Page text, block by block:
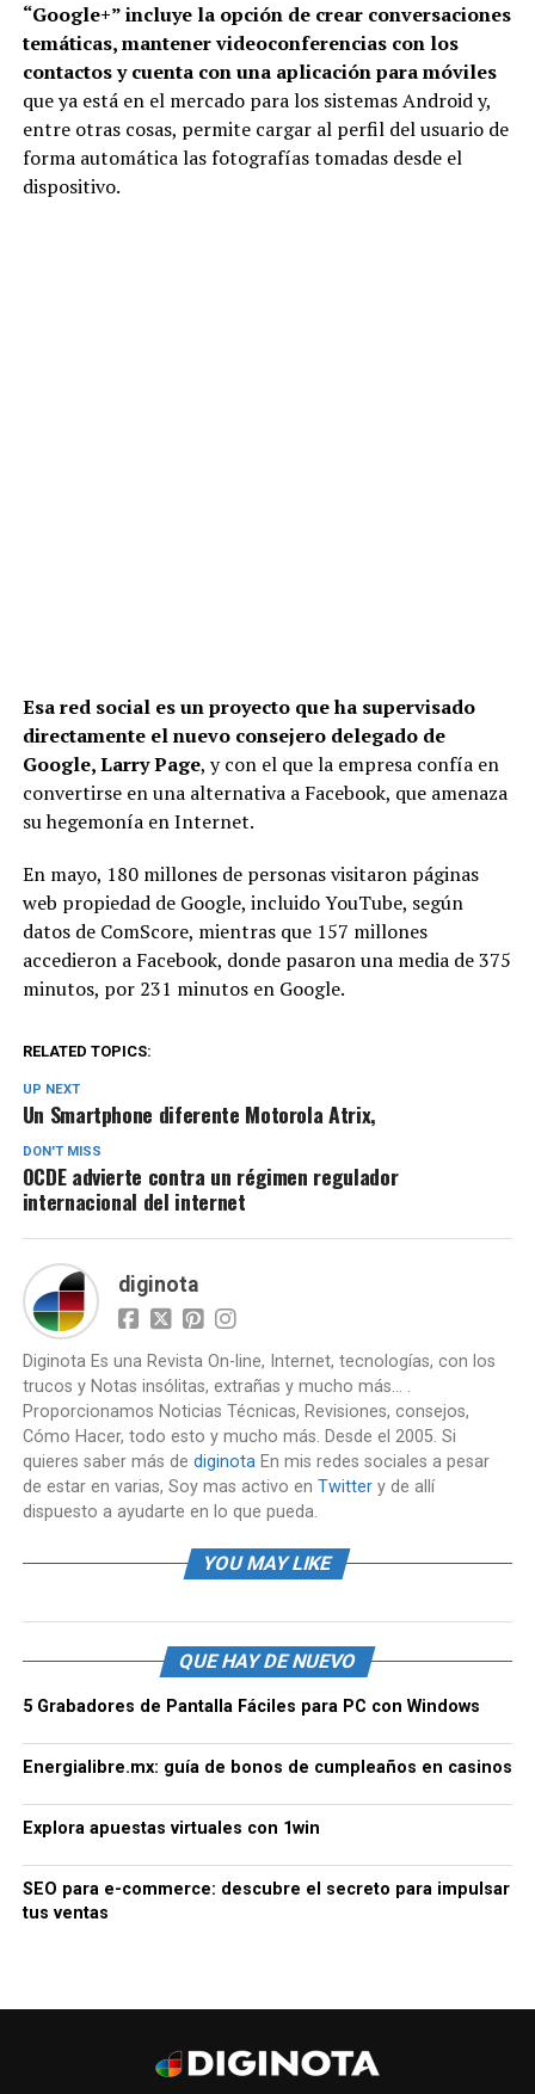
“Google+” incluye la opción de crear conversaciones
temáticas, mantener videoconferencias con los
contactos y cuenta con una aplicación para móviles
que ya está en el mercado para los sistemas Android y,
entre otras cosas, permite cargar al perfil del usuario de
forma automática las fotografías tomadas desde el
dispositivo.
Esa red social es un proyecto que ha supervisado
directamente el nuevo consejero delegado de
Google, Larry Page, y con el que la empresa confía en
convertirse en una alternativa a Facebook, que amenaza
su hegemonía en Internet.
En mayo, 180 millones de personas visitaron páginas
web propiedad de Google, incluido YouTube, según
datos de ComScore, mientras que 157 millones
accedieron a Facebook, donde pasaron una media de 375
minutos, por 231 minutos en Google.
RELATED TOPICS:
UP NEXT
Un Smartphone diferente Motorola Atrix,
DON'T MISS
OCDE advierte contra un régimen regulador
internacional del internet
diginota
Diginota Es una Revista On-line, Internet, tecnologías, con los
trucos y Notas insólitas, extrañas y mucho más... .
Proporcionamos Noticias Técnicas, Revisiones, consejos,
Cómo Hacer, todo esto y mucho más. Desde el 2005. Si
quieres saber más de diginotaEn mis redes sociales a pesar
de estar en varias, Soy mas activo en Twittery de allí
dispuesto a ayudarte en lo que pueda.
YOU MAY LIKE
QUE HAY DE NUEVO
5 Grabadores de Pantalla Fáciles para PC con Windows
Energialibre.mx: guía de bonos de cumpleaños en casinos
Explora apuestas virtuales con 1win
SEO para e-commerce: descubre el secreto para impulsar
tus ventas